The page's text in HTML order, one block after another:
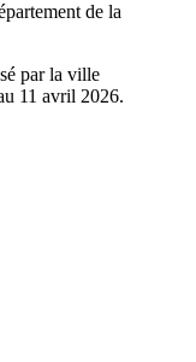
de la
par la ville
11 avril 2026.